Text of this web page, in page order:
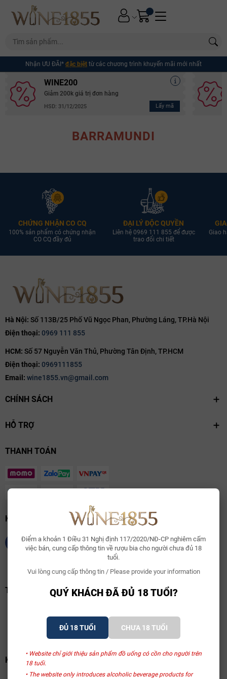
Điểm a khoản 1 Điều 31 Nghị định 117/2020/NĐ-CP nghiêm cấm
việc bán, cung cấp thông tin về rượu bia cho người chưa đủ 18
tuổi.
Vui lòng cung cấp thông tin / Please provide your information
QUÝ KHÁCH ĐÃ ĐỦ 18 TUỔI?
ĐỦ 18 TUỔI CHƯA 18 TUỔI
• Website chỉ giới thiệu sản phẩm đồ uống có cồn cho người trên
18 tuổi.
• The website only introduces alcoholic beverage products for
Nhận ƯU ĐÃI* đặc biệt từ các chương trình khuyến mãi mới nhất
WINE200
Giảm 200k giá trị đơn hàng
HSD: 31/12/2025 Lấy mã
Mã giảm giá:
Ngày hết hạn:
Điều kiện:
BARRAMUNDI
CHỨNG NHẬN CO CQ
100% sản phẩm có chứng nhận
CO CQ đầy đủ
ĐẠI LÝ ĐỘC QUYỀN
Liên hệ 0969 111 855 để được
trao đổi chi tiết
Giao
Hà Nội: Số 113B/25 Phố Vũ Ngọc Phan, Phường Láng, TP.Hà Nội
Điện thoại: 0969 111 855
HCM: Số 57 Nguyễn Văn Thủ, Phường Tân Định, TP.HCM
Điện thoại: 0969111855
Email: wine1855.vn@gmail.com
CHÍNH SÁCH
HỖ TRỢ
THANH TOÁN
KẾT NỐI CHÚNG TÔI
TRANG VÀNG VIỆT NAM
KHAI BÁO BỘ CỘNG THƯƠNG